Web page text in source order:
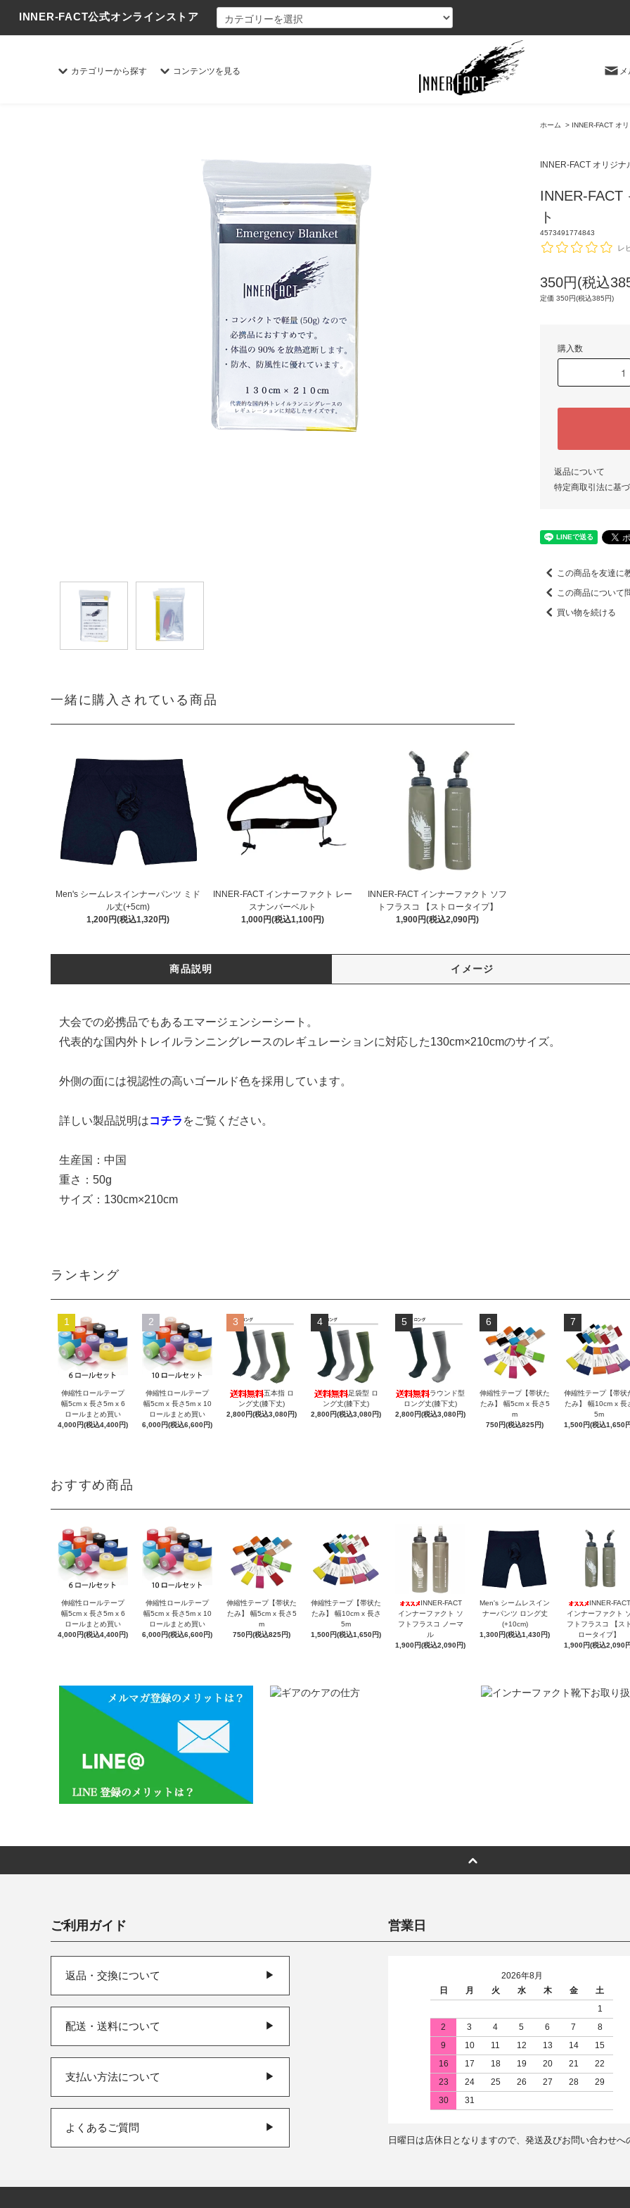
INNER-FACT公式オンラインストア
カテゴリーから探す コンテンツを見る
一緒に購入されている商品
Men's シームレスインナーパンツ ミド
ル丈(+5cm)
1,200円(税込1,320円)
INNER-FACT インナーファクト レー
スナンバーベルト
1,000円(税込1,100円)
INNER-FACT インナーファクト ソフ
トフラスコ 【ストロータイプ】
1,900円(税込2,090円)
ホーム > INNER-FACT オ
INNER-FACT オリジ
INNER-FACT
ト
4573491774843
レ
350円(税込
定価 350円(税込385円)
購入数
返品について
特定商取引法に基
この商品を友達に
この商品について
買い物を続ける
商品説明 イメージ
大会での必携品でもあるエマージェンシーシート。
代表的な国内外トレイルランニングレースのレギュレーションに対応した130cm×210cmのサイズ。
外側の面には視認性の高いゴールド色を採用しています。
詳しい製品説明はコチラ をご覧ください。
生産国：中国
重さ：50g
サイズ：130cm×210cm
ランキング
1
伸縮性ロールテープ
幅5cm x 長さ5m x 6
ロールまとめ買い
4,000円(税込4,400円)
2
伸縮性ロールテープ
幅5cm x 長さ5m x 10
ロールまとめ買い
6,000円(税込6,600円)
3
五本指 ロ
ング丈(膝下丈)
2,800円(税込3,080円)
4
足袋型 ロ
ング丈(膝下丈)
2,800円(税込3,080円)
5
ラウンド型
ロング丈(膝下丈)
2,800円(税込3,080円)
6
伸縮性テープ【帯状た
たみ】 幅5cm x 長さ5
m
750円(税込825円)
7
伸縮性テープ【帯状
たみ】 幅10cm x 長
5m
1,500円(税込1,650
おすすめ商品
伸縮性ロールテープ
幅5cm x 長さ5m x 6
ロールまとめ買い
4,000円(税込4,400円)
伸縮性ロールテープ
幅5cm x 長さ5m x 10
ロールまとめ買い
6,000円(税込6,600円)
伸縮性テープ【帯状た
たみ】 幅5cm x 長さ5
m
750円(税込825円)
伸縮性テープ【帯状た
たみ】 幅10cm x 長さ
5m
1,500円(税込1,650円)
INNER-FACT
インナーファクト ソ
フトフラスコ ノーマ
ル
1,900円(税込2,090円)
Men's シームレスイン
ナーパンツ ロング丈
(+10cm)
1,300円(税込1,430円)
INNER-FACT
インナーファクト
フトフラスコ 【ス
ロータイプ】
1,900円(税込2,090
ご利用ガイド
返品・交換について ▶
配送・送料について ▶
支払い方法について ▶
よくあるご質問 ▶
営業日
2026年8月
日
月 火 水 木 金
土
1
2
3 4 5 6 7
8
9
10 11 12 13 14
15
16
17 18 19 20 21
22
23
24 25 26 27 28
29
30
31
日曜日は店休日となりますので、発送及びお問い合わせ